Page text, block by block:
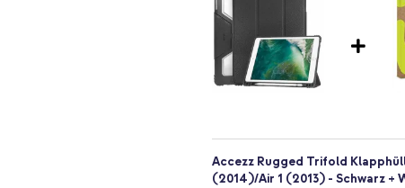
Accezz Rugged Trifold
(2014)/Air 1 (2013) - Schwarz +